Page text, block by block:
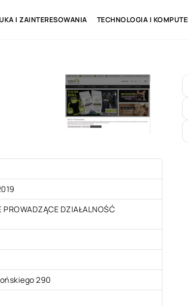
I ZAINTERESOWANIA TECHNOLOGIA I
PROWADZĄCE DZIAŁALNOŚĆ
290